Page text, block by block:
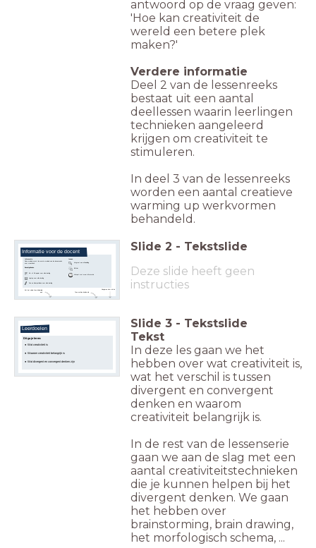
antwoord op de vraag geven:
'Hoe kan creativiteit de
wereld een betere plek
maken?'
Verdere informatie
Deel 2 van de lessenreeks
bestaat uit een aantal
deellessen waarin leerlingen
technieken aangeleerd
krijgen om creativiteit te
stimuleren.
In deel 3 van de lessenreeks
worden een aantal creatieve
warming up werkvormen
behandeld.
Informatie voor de docent
Informatie
Deze module vormt de eerste module van de lessenreeks
over creativiteit.
Benodigdheden
Iconen
Zet het vinkje 'toon bij leerling'
aan
Toon notities bij elke dia
Navigeren door de les
A4- of A3-papier voor elke leerling
Vergroot een afbeelding
Klik hier
Hotspot met meer informatie
Laptop voor elke leerling
Pen en kleurpotloden voor elke leerling
Slide 2 - Tekstslide
Deze slide heeft geen
instructies
Wat creativiteit is
Waarom creativiteit belangrijk is
Wat divergent en convergent denken zijn
Dit ga je leren:
Leerdoelen Slide 3 - Tekstslide
Tekst
In deze les gaan we het
hebben over wat creativiteit is,
wat het verschil is tussen
divergent en convergent
denken en waarom
creativiteit belangrijk is.
In de rest van de lessenserie
gaan we aan de slag met een
aantal creativiteitstechnieken
die je kunnen helpen bij het
divergent denken. We gaan
het hebben over
brainstorming, brain drawing,
het morfologisch schema, ...